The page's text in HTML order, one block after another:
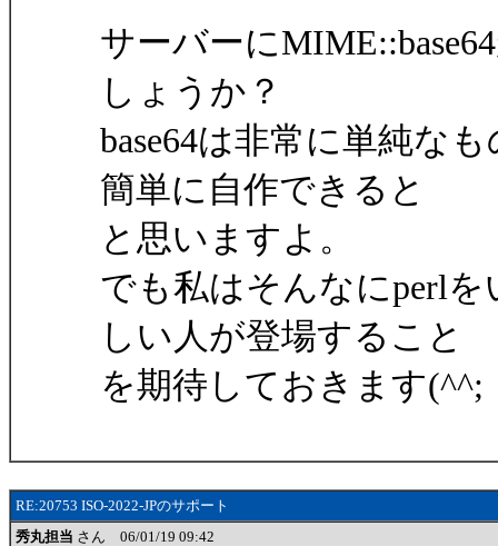
サーバーに
しょうか？
base64は非常に単純な
簡単に自作できると
と思いますよ。
でも私はそんなにperl
しい人が登場すること
を期待しておきます(^^;
RE:20753 ISO-2022-JPのサポート
秀丸担当 さん 06/01/19 09:42